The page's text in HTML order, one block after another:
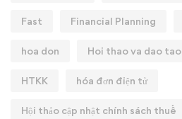
Fast Financial Planning
hoa don Hoi thao va dao tao
HTKK hóa đơn điện tử
Hội thảo cập nhật chính sách thuế